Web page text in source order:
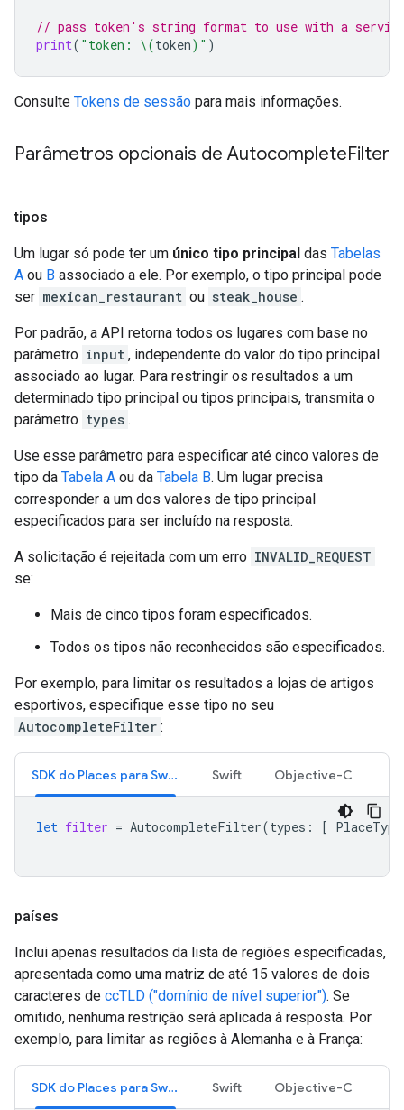
// pass token's string format to use with a
print( "token: \(token) " )
Consulte Tokens de sessão para mais informações.
Parâmetros opcionais de AutocompleteFilter
tipos
Um lugar só pode ter um único tipo principal das Tabelas
A ou B associado a ele. Por exemplo, o tipo principal pode
ser mexican_restaurant ou steak_house .
Por padrão, a API retorna todos os lugares com base no
parâmetro input , independente do valor do tipo principal
associado ao lugar. Para restringir os resultados a um
determinado tipo principal ou tipos principais, transmita o
parâmetro types .
Use esse parâmetro para especificar até cinco valores de
tipo da Tabela A ou da Tabela B. Um lugar precisa
corresponder a um dos valores de tipo principal
especificados para ser incluído na resposta.
A solicitação é rejeitada com um erro INVALID_REQUEST
se:
Mais de cinco tipos foram especificados.
Todos os tipos não reconhecidos são especificados.
Por exemplo, para limitar os resultados a lojas de artigos
esportivos, especifique esse tipo no seu
AutocompleteFilter :
SDK do Places para Swift Swift Objective-C
let filter = AutocompleteFilter(types : [ PlaceType
países
Inclui apenas resultados da lista de regiões especificadas,
apresentada como uma matriz de até 15 valores de dois
caracteres de ccTLD ("domínio de nível superior"). Se
omitido, nenhuma restrição será aplicada à resposta. Por
exemplo, para limitar as regiões à Alemanha e à França:
SDK do Places para Swift Swift Objective-C